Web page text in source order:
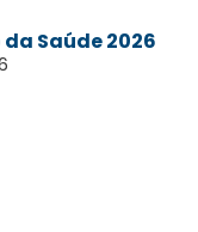
Saúde 2026